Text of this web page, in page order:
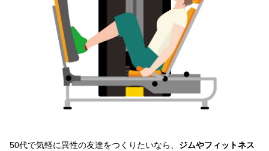
50代で気軽に異性の友達をつくりたいなら、 ジムやフィットネス